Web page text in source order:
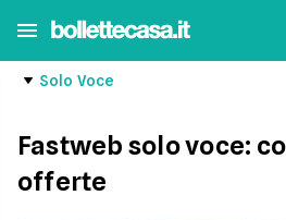
Solo Voce
Fastweb solo voce:
offerte